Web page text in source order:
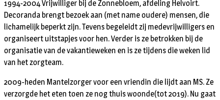
1994-2004 Vrijwilliger bij de Zonnebloem, afdeling Helvoirt.
Decoranda brengt bezoek aan (met name oudere) mensen, die
lichamelijk beperkt zijn. Tevens begeleidt zij medevrijwilligers en
organiseert uitstapjes voor hen. Verder is ze betrokken bij de
organisatie van de vakantieweken en is ze tijdens die weken lid
van het zorgteam.
2009-heden Mantelzorger voor een vriendin die lijdt aan MS. Ze
verzorgde het eten toen ze nog thuis woonde(tot 2019). Nu gaat